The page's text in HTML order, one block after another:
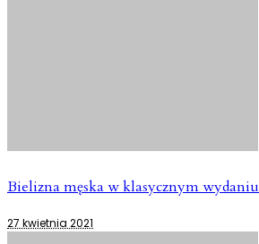
Bielizna męska w klasycznym wydaniu
27 kwietnia 2021